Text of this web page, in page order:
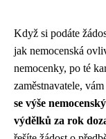
Když si podáte
jak nemocenská
nemocenky, po té
zaměstnavatele,
se výše
výdělků za rok